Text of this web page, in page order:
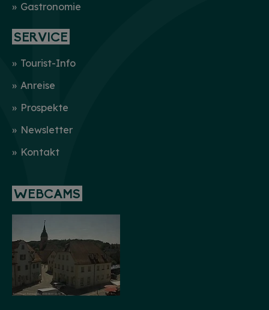
Gastronomie
SERVICE
Tourist-Info
Anreise
Prospekte
Newsletter
Kontakt
WEBCAMS